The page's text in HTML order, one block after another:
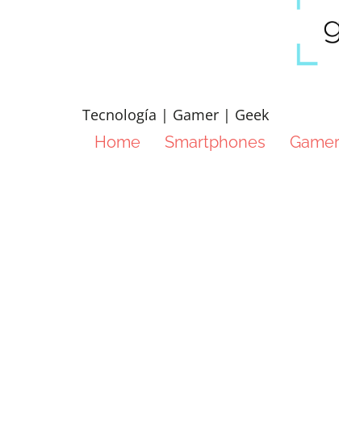
Tecnología | Gamer | Geek
Home
Smartphones